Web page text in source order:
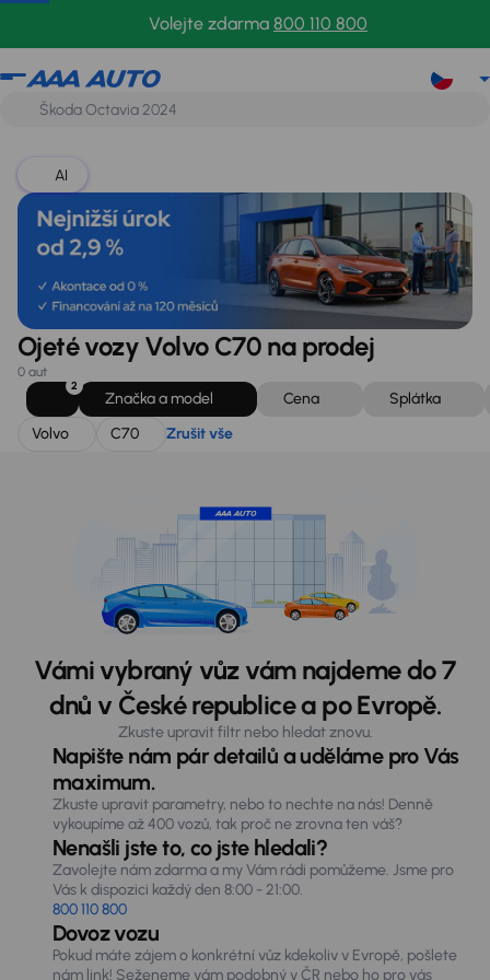
Volejte zdarma 800 110 800
Volvo
AI
Ojeté vozy Volvo C70 na prodej
0 aut
2
Značka a model Cena
Splátka
Volvo
C70 Zrušit vše
Vámi vybraný vůz vám najdeme do 7
dnů v České republice a po Evropě.
Zkuste upravit filtr nebo hledat znovu.
Napište nám pár detailů a uděláme pro Vás
maximum.
Zkuste upravit parametry, nebo to nechte na nás! Denně
vykoupíme až 400 vozů, tak proč ne zrovna ten váš?
Nenašli jste to, co jste hledali?
Zavolejte nám zdarma a my Vám rádi pomůžeme. Jsme pro
Vás k dispozici každý den 8:00 - 21:00.
800 110 800
Dovoz vozu
Pokud máte zájem o konkrétní vůz kdekoliv v Evropě, pošlete
nám link! Seženeme vám podobný v ČR nebo ho pro vás